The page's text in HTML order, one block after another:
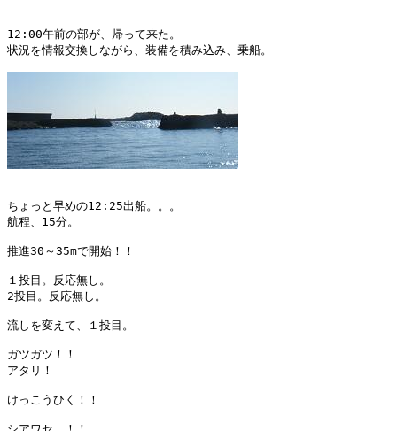
12:00午前の部が、帰って来た。
状況を情報交換しながら、装備を積み込み、乗船。
ちょっと早めの12:25出船。。。
航程、15分。
推進30～35mで開始！！
１投目。反応無し。
2投目。反応無し。
流しを変えて、１投目。
ガツガツ！！
アタリ！
けっこうひく！！